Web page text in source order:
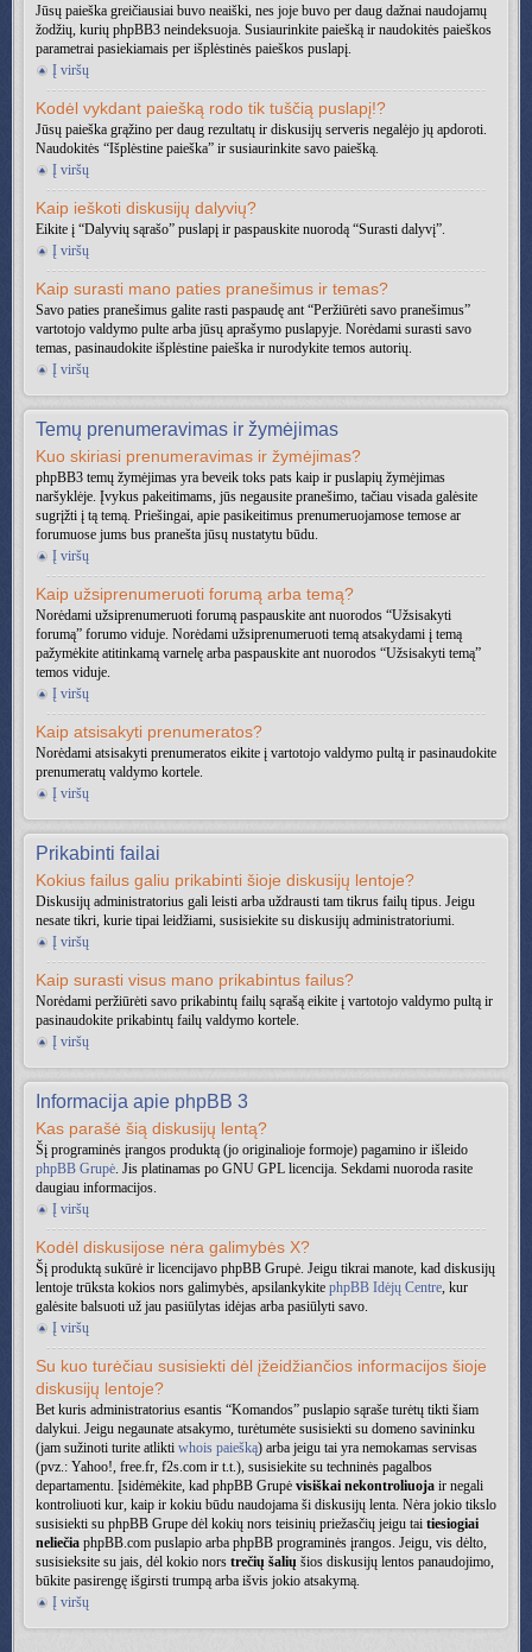
Jūsų paieška greičiausiai buvo neaiški, nes joje buvo per daug dažnai naudojamų
žodžių, kurių phpBB3 neindeksuoja. Susiaurinkite paiešką ir naudokitės paieškos
parametrai pasiekiamais per išplėstinės paieškos puslapį.
Į viršų
Kodėl vykdant paiešką rodo tik tuščią puslapį!?
Jūsų paieška grąžino per daug rezultatų ir diskusijų serveris negalėjo jų apdoroti.
Naudokitės “Išplėstine paieška” ir susiaurinkite savo paiešką.
Į viršų
Kaip ieškoti diskusijų dalyvių?
Eikite į “Dalyvių sąrašo” puslapį ir paspauskite nuorodą “Surasti dalyvį”.
Į viršų
Kaip surasti mano paties pranešimus ir temas?
Savo paties pranešimus galite rasti paspaudę ant “Peržiūrėti savo pranešimus”
vartotojo valdymo pulte arba jūsų aprašymo puslapyje. Norėdami surasti savo
temas, pasinaudokite išplėstine paieška ir nurodykite temos autorių.
Į viršų
Temų prenumeravimas ir žymėjimas
Kuo skiriasi prenumeravimas ir žymėjimas?
phpBB3 temų žymėjimas yra beveik toks pats kaip ir puslapių žymėjimas
naršyklėje. Įvykus pakeitimams, jūs negausite pranešimo, tačiau visada galėsite
sugrįžti į tą temą. Priešingai, apie pasikeitimus prenumeruojamose temose ar
forumuose jums bus pranešta jūsų nustatytu būdu.
Į viršų
Kaip užsiprenumeruoti forumą arba temą?
Norėdami užsiprenumeruoti forumą paspauskite ant nuorodos “Užsisakyti
forumą” forumo viduje. Norėdami užsiprenumeruoti temą atsakydami į temą
pažymėkite atitinkamą varnelę arba paspauskite ant nuorodos “Užsisakyti temą”
temos viduje.
Į viršų
Kaip atsisakyti prenumeratos?
Norėdami atsisakyti prenumeratos eikite į vartotojo valdymo pultą ir pasinaudokite
prenumeratų valdymo kortele.
Į viršų
Prikabinti failai
Kokius failus galiu prikabinti šioje diskusijų lentoje?
Diskusijų administratorius gali leisti arba uždrausti tam tikrus failų tipus. Jeigu
nesate tikri, kurie tipai leidžiami, susisiekite su diskusijų administratoriumi.
Į viršų
Kaip surasti visus mano prikabintus failus?
Norėdami peržiūrėti savo prikabintų failų sąrašą eikite į vartotojo valdymo pultą ir
pasinaudokite prikabintų failų valdymo kortele.
Į viršų
Informacija apie phpBB 3
Kas parašė šią diskusijų lentą?
Šį programinės įrangos produktą (jo originalioje formoje) pagamino ir išleido
phpBB Grupė. Jis platinamas po GNU GPL licencija. Sekdami nuoroda rasite
daugiau informacijos.
Į viršų
Kodėl diskusijose nėra galimybės X?
Šį produktą sukūrė ir licencijavo phpBB Grupė. Jeigu tikrai manote, kad diskusijų
lentoje trūksta kokios nors galimybės, apsilankykite phpBB Idėjų Centre, kur
galėsite balsuoti už jau pasiūlytas idėjas arba pasiūlyti savo.
Į viršų
Su kuo turėčiau susisiekti dėl įžeidžiančios informacijos šioje
diskusijų lentoje?
Bet kuris administratorius esantis “Komandos” puslapio sąraše turėtų tikti šiam
dalykui. Jeigu negaunate atsakymo, turėtumėte susisiekti su domeno savininku
(jam sužinoti turite atlikti whois paiešką) arba jeigu tai yra nemokamas servisas
(pvz.: Yahoo!, free.fr, f2s.com ir t.t.), susisiekite su techninės pagalbos
departamentu. Įsidėmėkite, kad phpBB Grupė visiškai nekontroliuoja ir negali
kontroliuoti kur, kaip ir kokiu būdu naudojama ši diskusijų lenta. Nėra jokio tikslo
susisiekti su phpBB Grupe dėl kokių nors teisinių priežasčių jeigu tai tiesiogiai
neliečia phpBB.com puslapio arba phpBB programinės įrangos. Jeigu, vis dėlto,
susisieksite su jais, dėl kokio nors trečių šalių šios diskusijų lentos panaudojimo,
būkite pasirengę išgirsti trumpą arba išvis jokio atsakymą.
Į viršų